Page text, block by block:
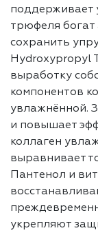
поддерживает
трюфеля богат
сохранить
Hydroxypropyl
выработку
компонентов
увлажнённой.
и повышает
коллаген
выравнивает
Пантенол и
укрепляют